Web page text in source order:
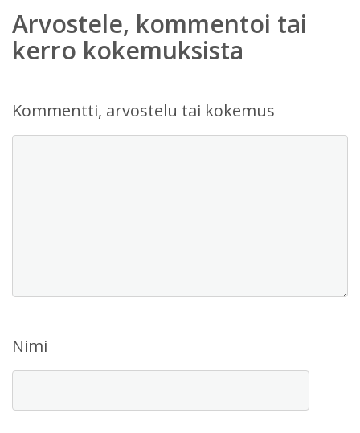
Arvostele, kommentoi tai
kerro kokemuksista
Kommentti, arvostelu tai kokemus
Nimi